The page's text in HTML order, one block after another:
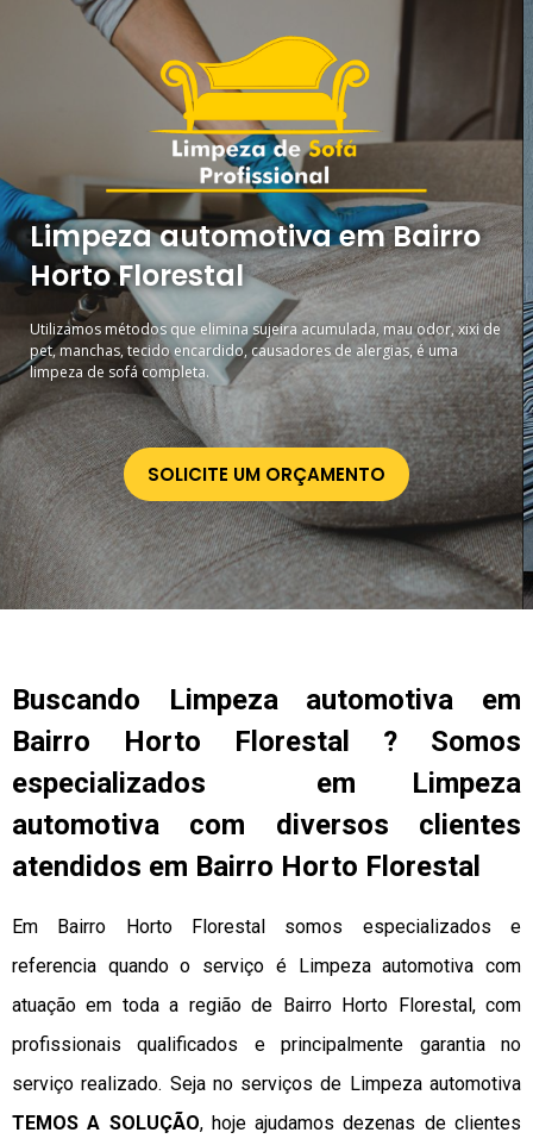
Limpeza automotiva em Bairro
Horto Florestal
Utilizamos métodos que elimina sujeira acumulada, mau odor, xixi de
pet, manchas, tecido encardido, causadores de alergias, é uma
limpeza de sofá completa.
SOLICITE UM ORÇAMENTO
Buscando Limpeza automotiva em
Bairro Horto Florestal ? Somos
especializados em Limpeza
automotiva com diversos clientes
atendidos em Bairro Horto Florestal
Em Bairro Horto Florestal somos especializados e
referencia quando o serviço é Limpeza automotiva com
atuação em toda a região de Bairro Horto Florestal, com
profissionais qualificados e principalmente garantia no
serviço realizado. Seja no serviços de Limpeza automotiva
TEMOS A SOLUÇÃO, hoje ajudamos dezenas de clientes